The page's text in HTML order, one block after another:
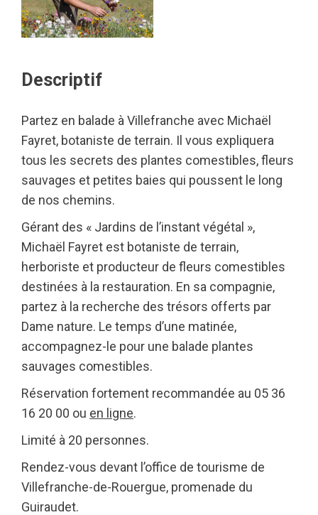
Descriptif
Partez en balade à Villefranche avec Michaël
Fayret, botaniste de terrain. Il vous expliquera
tous les secrets des plantes comestibles, fleurs
sauvages et petites baies qui poussent le long
de nos chemins.
Gérant des « Jardins de l’instant végétal »,
Michaël Fayret est botaniste de terrain,
herboriste et producteur de fleurs comestibles
destinées à la restauration. En sa compagnie,
partez à la recherche des trésors offerts par
Dame nature. Le temps d’une matinée,
accompagnez-le pour une balade plantes
sauvages comestibles.
Réservation fortement recommandée au 05 36
16 20 00 ou en ligne.
Limité à 20 personnes.
Rendez-vous devant l’office de tourisme de
Villefranche-de-Rouergue, promenade du
Guiraudet.